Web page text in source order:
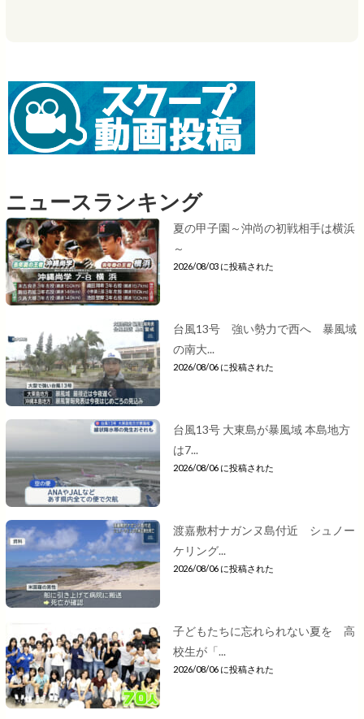
ニュースランキング
夏の甲子園～沖尚の初戦相手は横浜
～
2026/08/03 に投稿された
台風13号 強い勢力で西へ 暴風域
の南大...
2026/08/06 に投稿された
台風13号 大東島が暴風域 本島地方
は7...
2026/08/06 に投稿された
渡嘉敷村ナガンヌ島付近 シュノー
ケリング...
2026/08/06 に投稿された
子どもたちに忘れられない夏を 高
校生が「...
2026/08/06 に投稿された